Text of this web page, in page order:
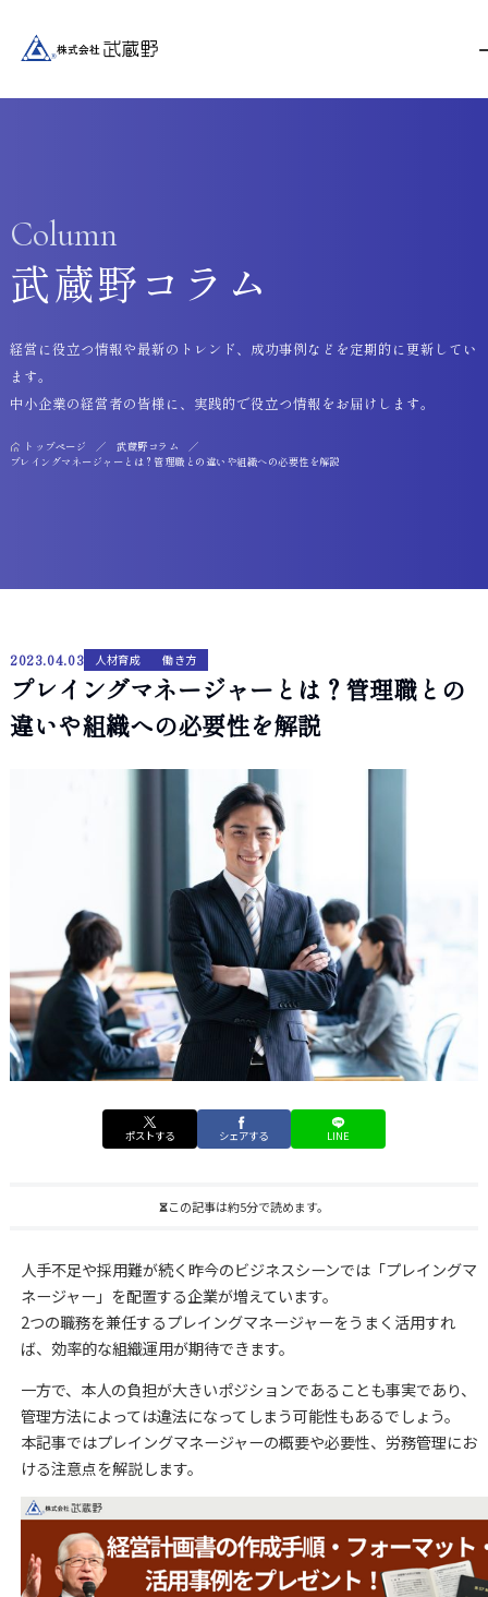
Column
武蔵野コラム
トップページ
武蔵野コラム
プレイングマネージャーとは？管理職との違いや組織への必要性を解説
経営に役立つ情報や最新のトレンド、成功事例などを定期的に更新してい
ます。
中小企業の経営者の皆様に、実践的で役立つ情報をお届けします。
2023.04.03 人材育成 働き方
プレイングマネージャーとは？管理職との
違いや組織への必要性を解説
ポストする シェアする LINE
この記事は約5分で読めます。
人手不足や採用難が続く昨今のビジネスシーンでは「プレイングマ
ネージャー」を配置する企業が増えています。
2つの職務を兼任するプレイングマネージャーをうまく活用すれ
ば、効率的な組織運用が期待できます。
一方で、本人の負担が大きいポジションであることも事実であり、
管理方法によっては違法になってしまう可能性もあるでしょう。
本記事ではプレイングマネージャーの概要や必要性、労務管理にお
ける注意点を解説します。